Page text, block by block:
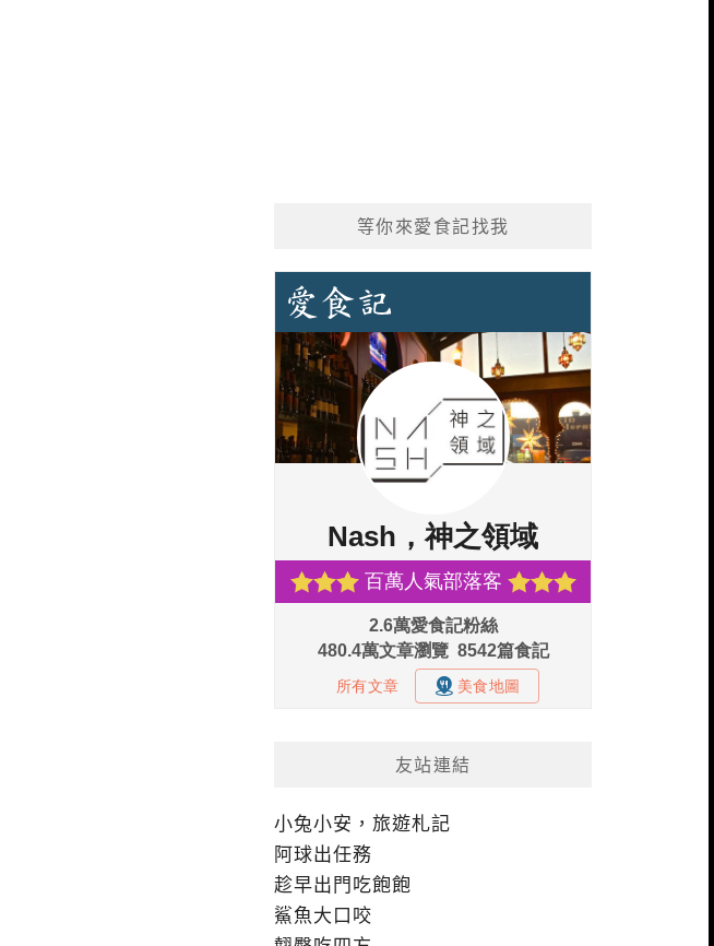
等你來愛食記找我
友站連結
小兔小安，旅遊札記
阿球出任務
趁早出門吃飽飽
鯊魚大口咬